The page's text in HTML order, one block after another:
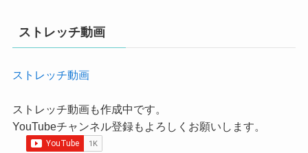
ストレッチ動画
ストレッチ動画
ストレッチ動画も作成中です。
YouTubeチャンネル登録もよろしくお願いします。